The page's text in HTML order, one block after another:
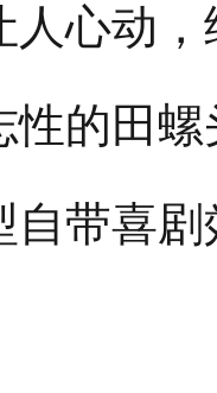
人心动
性的田
自带喜